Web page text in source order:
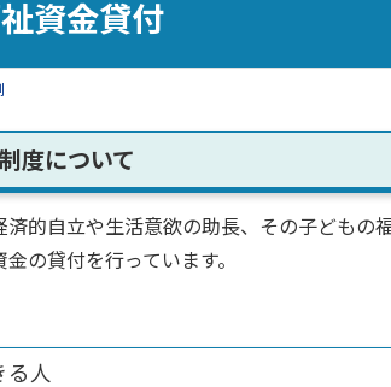
資金貸付
度について
的自立や生活意欲の助長、その子どもの
の貸付を行っています。
る人